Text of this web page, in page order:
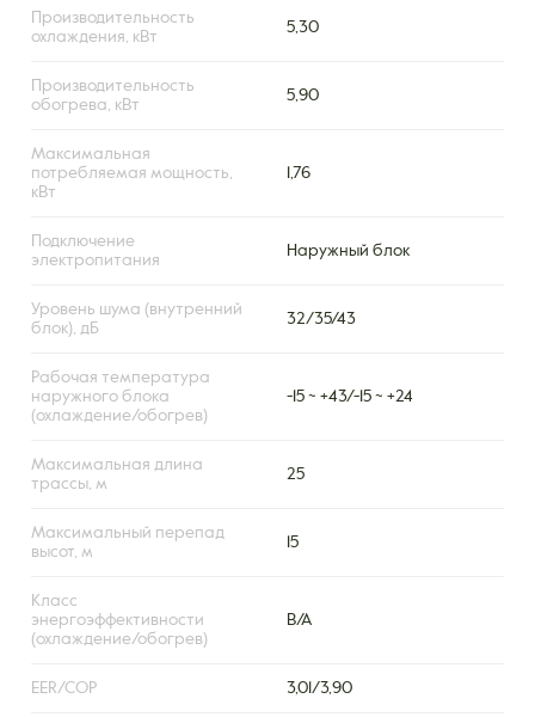
Производительность
охлаждения, кВт
5,30
Производительность
обогрева, кВт
5,90
Максимальная
потребляемая мощность,
кВт
1,76
Подключение
электропитания
Наружный блок
Уровень шума (внутренний
блок), дБ
32/35/43
Рабочая температура
наружного блока
(охлаждение/обогрев)
-15 ~ +43/-15 ~ +24
Максимальная длина
трассы, м
25
Максимальный перепад
высот, м
15
Класс
энергоэффективности
(охлаждение/обогрев)
B/A
EER/COP 3,01/3,90